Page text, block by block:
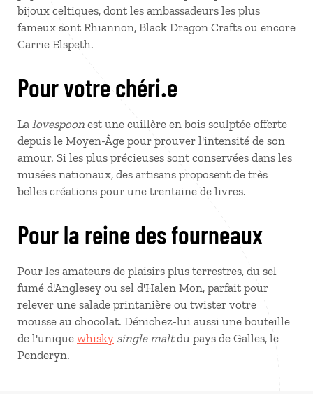
bijoux celtiques, dont les ambassadeurs les plus
fameux sont Rhiannon, Black Dragon Crafts ou encore
Carrie Elspeth.
Pour votre chéri.e
La lovespoon est une cuillère en bois sculptée offerte
depuis le Moyen-Âge pour prouver l'intensité de son
amour. Si les plus précieuses sont conservées dans les
musées nationaux, des artisans proposent de très
belles créations pour une trentaine de livres.
Pour la reine des fourneaux
Pour les amateurs de plaisirs plus terrestres, du sel
fumé d'Anglesey ou sel d'Halen Mon, parfait pour
relever une salade printanière ou twister votre
mousse au chocolat. Dénichez-lui aussi une bouteille
de l'unique whisky single maltdu pays de Galles, le
Penderyn.